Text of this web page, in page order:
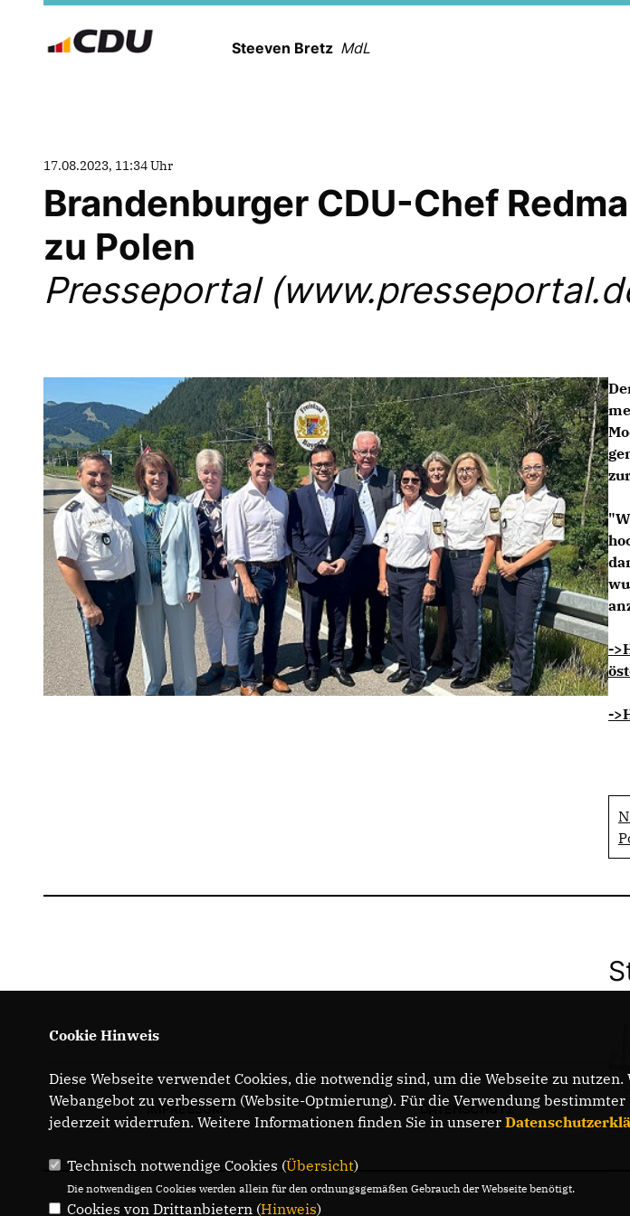
Steeven Bretz MdL
17.08.2023, 11:34 Uhr
Brandenburger CDU-Chef
zu Polen
Presseportal
-
-
IMPRESSUM DATENSCHUTZ
Cookie Hinweis
Diese Webseite verwendet Cookies, die notwendig sind, um die Webseite zu
Webangebot zu verbessern (Website-Optmierung). Für die Verwendung
jederzeit widerrufen. Weitere Informationen finden Sie in unserer
Technisch notwendige Cookies (Übersicht)
Die notwendigen Cookies werden allein für den ordnungsgemäßen Gebrauch der Webseite benötigt.
Cookies von Drittanbietern (Hinweis)